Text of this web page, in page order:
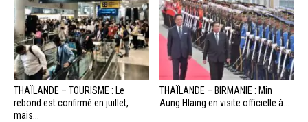
THAÏLANDE – TOURISME : Le
rebond est confirmé en juillet,
mais...
THAÏLANDE – BIRMANIE : Min
Aung Hlaing en visite officielle à...